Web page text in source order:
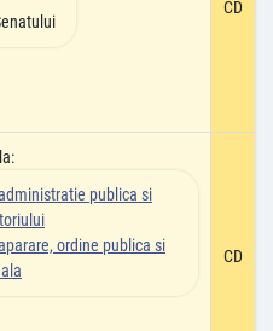
CD
publica si
ordine publica si
CD